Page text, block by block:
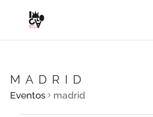
MADRID
Eventos madrid